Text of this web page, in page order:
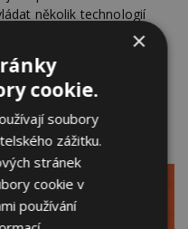
několik technologií
předdefinované akce.
vaši domácnost také
i hlasem. A díky
ovládat domácnost
na dálku, a přitom
×
cookie.
soubory
zážitku.
stránek
cookie v
používání